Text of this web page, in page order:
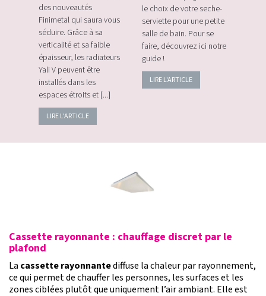
des nouveautés
Finimetal qui saura vous
séduire. Grâce à sa
verticalité et sa faible
épaisseur, les radiateurs
Yali V peuvent être
installés dans les
espaces étroits et [...]
LIRE L'ARTICLE
le choix de votre seche-
serviette pour une petite
salle de bain. Pour se
faire, découvrez ici notre
guide !
LIRE L'ARTICLE
Cassette rayonnante : chauffage discret par le
plafond
La cassette rayonnantediffuse la chaleur par rayonnement,
ce qui permet de chauffer les personnes, les surfaces et les
zones ciblées plutôt que uniquement l’air ambiant. Elle est